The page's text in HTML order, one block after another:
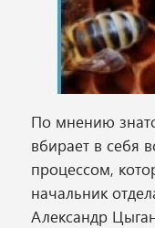
По мнению
вбирает в себя
процессом,
начальник
Александр